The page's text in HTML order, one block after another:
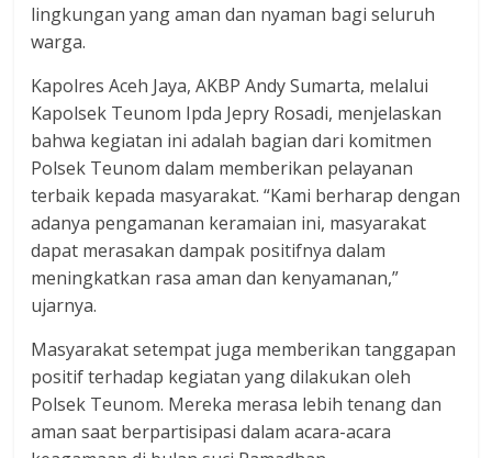
lingkungan yang aman dan nyaman bagi seluruh
warga.
Kapolres Aceh Jaya, AKBP Andy Sumarta, melalui
Kapolsek Teunom Ipda Jepry Rosadi, menjelaskan
bahwa kegiatan ini adalah bagian dari komitmen
Polsek Teunom dalam memberikan pelayanan
terbaik kepada masyarakat. “Kami berharap dengan
adanya pengamanan keramaian ini, masyarakat
dapat merasakan dampak positifnya dalam
meningkatkan rasa aman dan kenyamanan,”
ujarnya.
Masyarakat setempat juga memberikan tanggapan
positif terhadap kegiatan yang dilakukan oleh
Polsek Teunom. Mereka merasa lebih tenang dan
aman saat berpartisipasi dalam acara-acara